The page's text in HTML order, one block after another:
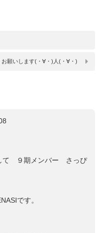
お願いします(・∀・)人(・∀・)
て ９期メンバー さっぴ
です。